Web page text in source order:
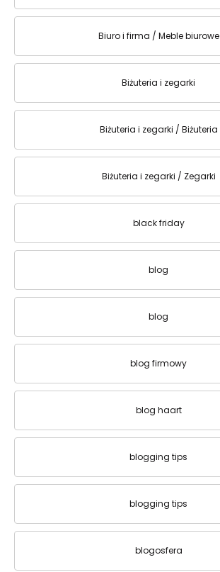
Biuro i firma / Meble biurowe
Biżuteria i zegarki
Biżuteria i zegarki / Biżuteria
Biżuteria i zegarki / Zegarki
black friday
blog
blog
blog firmowy
blog haart
blogging tips
blogging tips
blogosfera